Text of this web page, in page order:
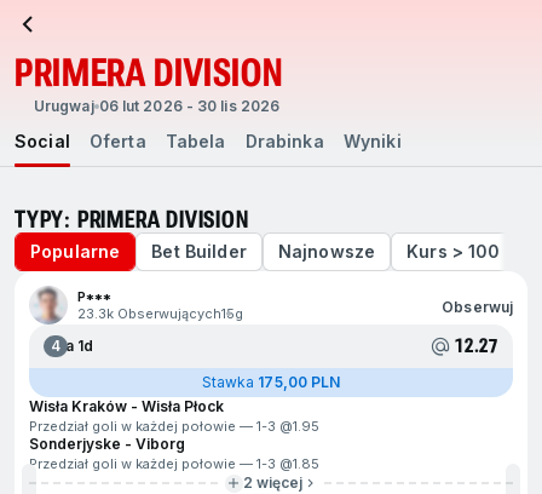
PRIMERA DIVISION
Urugwaj 06 lut 2026 - 30 lis 2026
Social Oferta Tabela Drabinka Wyniki
TYPY: PRIMERA DIVISION
Popularne Bet Builder Najnowsze Kurs > 100
P***
23.3k Obserwujących15g Obserwuj
4Za 1d 12.27
Stawka 175,00 PLN
Wisła Kraków - Wisła Płock
Przedział goli w każdej połowie — 1-3 @1.95
Sonderjyske - Viborg
Przedział goli w każdej połowie — 1-3 @1.85
2 więcej